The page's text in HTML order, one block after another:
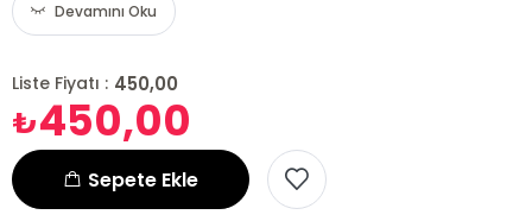
Devamını Oku
Liste Fiyatı : 450,00
₺450,00
Sepete Ekle